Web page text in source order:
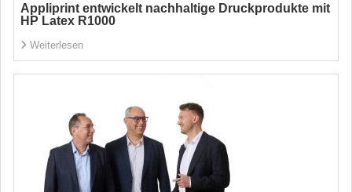
Appliprint entwickelt nachhaltige Druckprodukte mit
HP Latex R1000
Weiterlesen